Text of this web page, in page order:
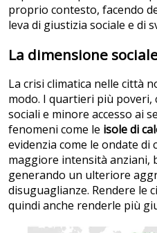
proprio contesto, facendo
leva di giustizia sociale e di
La dimensione
La crisi climatica nelle città
modo. I quartieri più
sociali e minore accesso ai
fenomeni come le isole di
evidenzia come le ondate di
maggiore intensità anziani,
generando un ulteriore
disuguaglianze. Rendere le
quindi anche renderle più